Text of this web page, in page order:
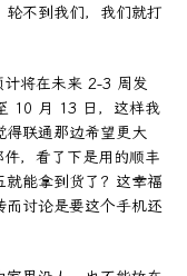
不到我们，我们就打
将在未来 2-3 周发
10 月 13 日，这样我
联通那边希望更大
，看了下是用的顺丰
能拿到货了？这幸福
讨论是要这个手机还